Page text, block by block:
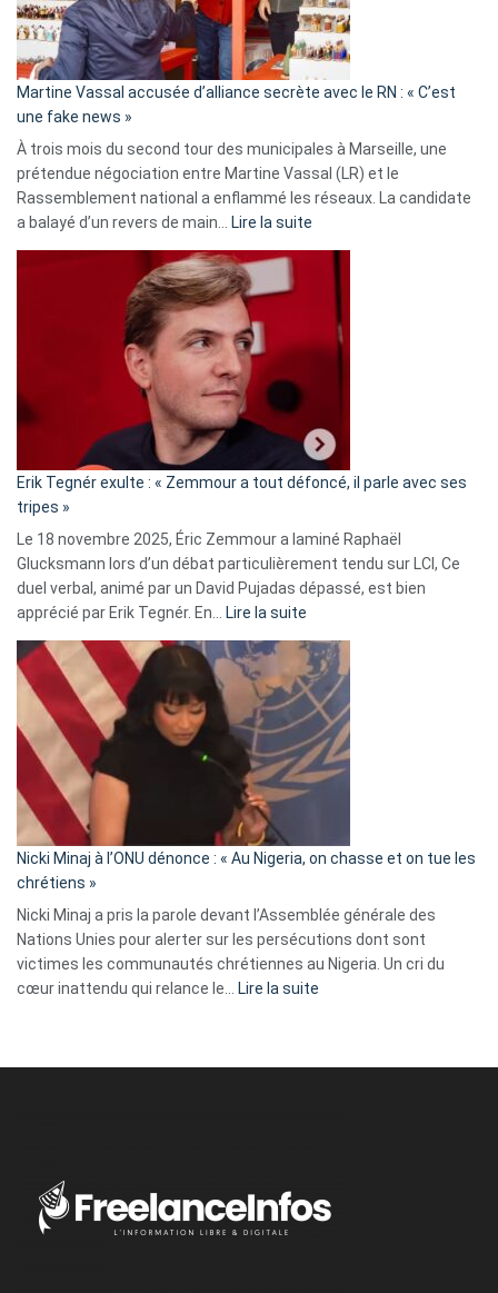
Algérie
Martine Vassal accusée d’alliance secrète avec le RN : « C’est
une fake news »
À trois mois du second tour des municipales à Marseille, une
prétendue négociation entre Martine Vassal (LR) et le
Rassemblement national a enflammé les réseaux. La candidate
a balayé d’un revers de main… Lire la suite
d’alliance
secrète
«
C’est
fake
news
»
Erik Tegnér exulte : « Zemmour a tout défoncé, il parle avec ses
tripes »
Le 18 novembre 2025, Éric Zemmour a laminé Raphaël
Glucksmann lors d’un débat particulièrement tendu sur LCI, Ce
duel verbal, animé par un David Pujadas dépassé, est bien
apprécié par Erik Tegnér. En… Lire la suite
Tegnér
exulte
« Zemmour
a
tout
parle
ses
tripes »
Nicki Minaj à l’ONU dénonce : « Au Nigeria, on chasse et on tue les
chrétiens »
Nicki Minaj a pris la parole devant l’Assemblée générale des
Nations Unies pour alerter sur les persécutions dont sont
victimes les communautés chrétiennes au Nigeria. Un cri du
cœur inattendu qui relance le… Lire la suite
Nigeria,